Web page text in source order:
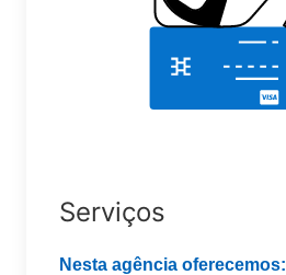
Serviços
Nesta agência oferecemos: